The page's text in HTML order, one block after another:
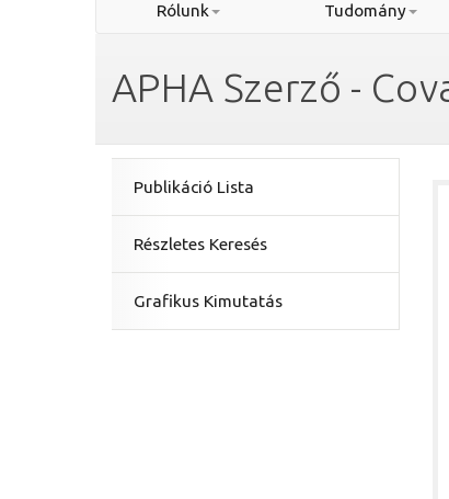
Rólunk Tudomány
APHA Szerző -
Publikáció Lista
Részletes Keresés
Grafikus Kimutatás